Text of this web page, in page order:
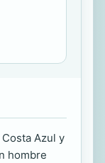
Azul y
hombre